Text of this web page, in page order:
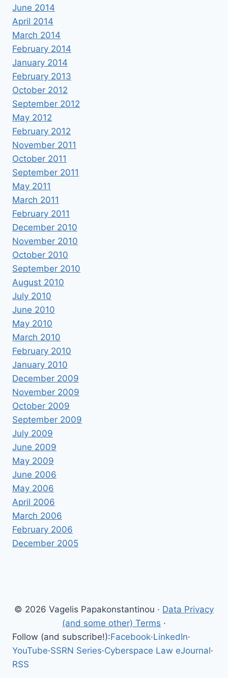
June 2014
April 2014
March 2014
February 2014
January 2014
February 2013
October 2012
September 2012
May 2012
February 2012
November 2011
October 2011
September 2011
May 2011
March 2011
February 2011
December 2010
November 2010
October 2010
September 2010
August 2010
July 2010
June 2010
May 2010
March 2010
February 2010
January 2010
December 2009
November 2009
October 2009
September 2009
July 2009
June 2009
May 2009
June 2006
May 2006
April 2006
March 2006
February 2006
December 2005
© 2026 Vagelis Papakonstantinou · Data Privacy
(and some other) Terms ·
Follow (and subscribe!):Facebook·LinkedIn·
YouTube·SSRN Series·Cyberspace Law eJournal·
RSS